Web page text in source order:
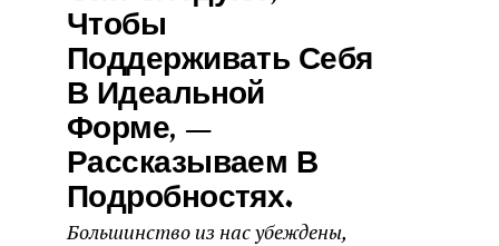
Чтобы
Поддерживать Себя
В Идеальной
Форме, —
Рассказываем В
Подробностях.
Большинство из нас убеждены,